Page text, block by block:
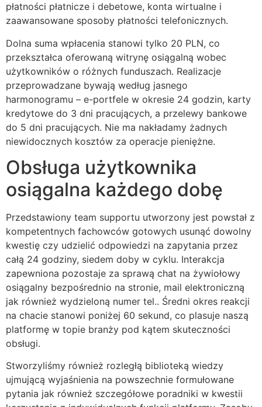
Panel
płatności płatnicze i debetowe, konta wirtualne i
zaawansowane sposoby płatności telefonicznych.
Dolna suma wpłacenia stanowi tylko 20 PLN, co
przekształca oferowaną witrynę osiągalną wobec
użytkowników o różnych funduszach. Realizacje
przeprowadzane bywają według jasnego
harmonogramu – e-portfele w okresie 24 godzin, karty
kredytowe do 3 dni pracujących, a przelewy bankowe
do 5 dni pracujących. Nie ma nakładamy żadnych
niewidocznych kosztów za operacje pieniężne.
Obsługa użytkownika
osiągalna każdego dobę
Przedstawiony team supportu utworzony jest powstał z
kompetentnych fachowców gotowych usunąć dowolny
kwestię czy udzielić odpowiedzi na zapytania przez
całą 24 godziny, siedem doby w cyklu. Interakcja
zapewniona pozostaje za sprawą chat na żywiołowy
osiągalny bezpośrednio na stronie, mail elektroniczną
jak również wydzieloną numer tel.. Średni okres reakcji
na chacie stanowi poniżej 60 sekund, co plasuje naszą
platformę w topie branży pod kątem skuteczności
obsługi.
Stworzyliśmy również rozległą biblioteką wiedzy
ujmującą wyjaśnienia na powszechnie formułowane
pytania jak również szczegółowe poradniki w kwestii